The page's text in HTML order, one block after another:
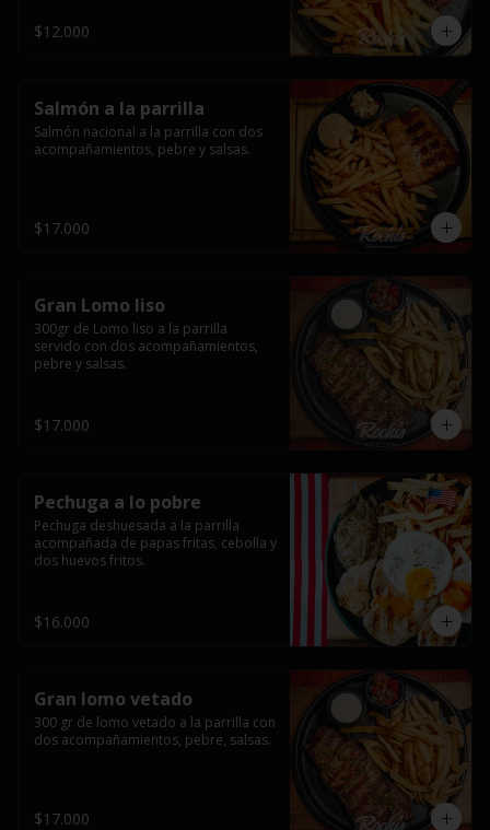
$12.000
Salmón a la parrilla
Salmón nacional a la parrilla con dos
acompañamientos, pebre y salsas.
$17.000
Gran Lomo liso
300gr de Lomo liso a la parrilla
servido con dos acompañamientos,
pebre y salsas.
$17.000
Pechuga a lo pobre
Pechuga deshuesada a la parrilla
acompañada de papas fritas, cebolla y
dos huevos fritos.
$16.000
Gran lomo vetado
300 gr de lomo vetado a la parrilla con
dos acompañamientos, pebre, salsas.
$17.000